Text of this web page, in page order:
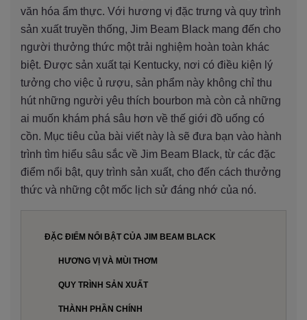
văn hóa ẩm thực. Với hương vị đặc trưng và quy trình
sản xuất truyền thống, Jim Beam Black mang đến cho
người thưởng thức một trải nghiệm hoàn toàn khác
biệt. Được sản xuất tại Kentucky, nơi có điều kiện lý
tưởng cho việc ủ rượu, sản phẩm này không chỉ thu
hút những người yêu thích bourbon mà còn cả những
ai muốn khám phá sâu hơn về thế giới đồ uống có
cồn. Mục tiêu của bài viết này là sẽ đưa bạn vào hành
trình tìm hiểu sâu sắc về Jim Beam Black, từ các đặc
điểm nổi bật, quy trình sản xuất, cho đến cách thưởng
thức và những cột mốc lịch sử đáng nhớ của nó.
ĐẶC ĐIỂM NỔI BẬT CỦA JIM BEAM BLACK
HƯƠNG VỊ VÀ MÙI THƠM
QUY TRÌNH SẢN XUẤT
THÀNH PHẦN CHÍNH